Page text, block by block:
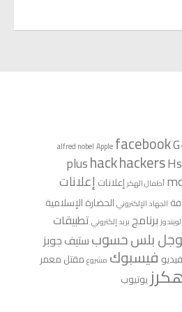
alfred nobel Apple facebook
plushackhackers
أطفال الهكر إعلاناتإعلانات
الجهاد الإلكتروني الحضارة الإسلامية
الويندوز برنامج بريد إلكتروني تطبيقات
بلسحسوبستيف جوبز
فيديو فيسبوك مشروع مقتل معمر
يوتيوب